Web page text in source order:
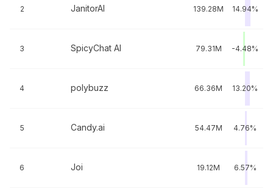
2 JanitorAI 139.28M 14.94%
3 SpicyChat AI 79.31M -4.48%
4 polybuzz 66.36M 13.20%
5 Candy.ai 54.47M 4.76%
6 Joi 19.12M 6.57%